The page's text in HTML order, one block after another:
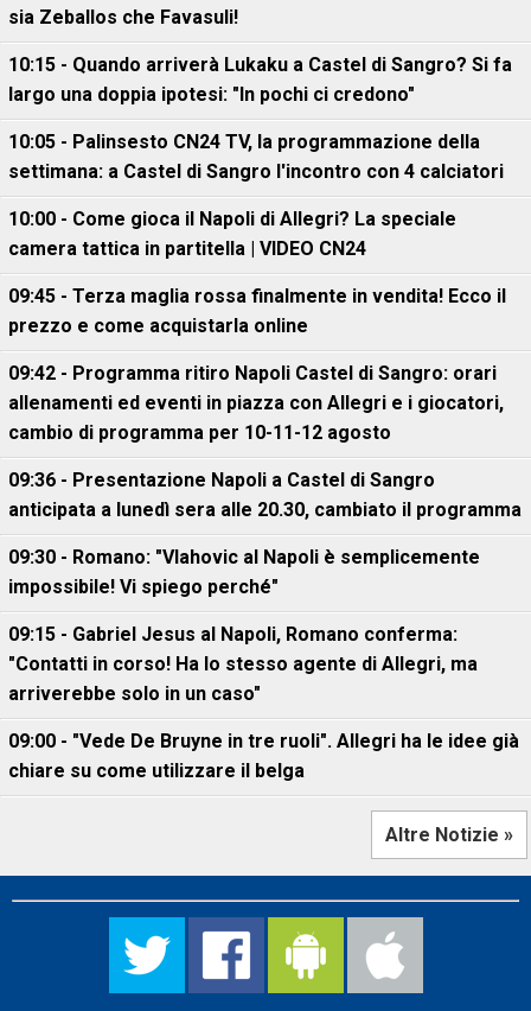
sia Zeballos che Favasuli!
10:15 - Quando arriverà Lukaku a Castel di Sangro? Si fa
largo una doppia ipotesi: "In pochi ci credono"
10:05 - Palinsesto CN24 TV, la programmazione della
settimana: a Castel di Sangro l'incontro con 4 calciatori
10:00 - Come gioca il Napoli di Allegri? La speciale
camera tattica in partitella | VIDEO CN24
09:45 - Terza maglia rossa finalmente in vendita! Ecco il
prezzo e come acquistarla online
09:42 - Programma ritiro Napoli Castel di Sangro: orari
allenamenti ed eventi in piazza con Allegri e i giocatori,
cambio di programma per 10-11-12 agosto
09:36 - Presentazione Napoli a Castel di Sangro
anticipata a lunedì sera alle 20.30, cambiato il programma
09:30 - Romano: "Vlahovic al Napoli è semplicemente
impossibile! Vi spiego perché"
09:15 - Gabriel Jesus al Napoli, Romano conferma:
"Contatti in corso! Ha lo stesso agente di Allegri, ma
arriverebbe solo in un caso"
09:00 - "Vede De Bruyne in tre ruoli". Allegri ha le idee già
chiare su come utilizzare il belga
Altre Notizie »